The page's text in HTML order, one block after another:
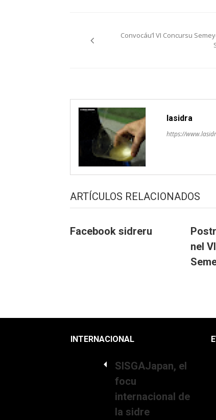
pelos
Convocáu’l VI Concursu
lasidra
https://
ARTÍCULOS RELACIONADOS
Facebook sidreru
nel
INTERNACIONAL
SISGAJapan, el
focu
internacional de
la sidre